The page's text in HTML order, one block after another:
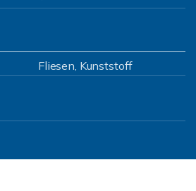
Fliesen, Kunststoff